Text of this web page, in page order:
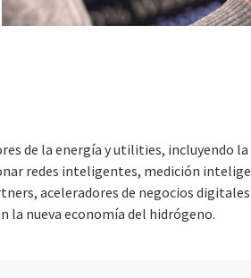
de la energía y utilities,
redes inteligentes, medición
aceleradores de negocios
la nueva economía del hidrógeno.